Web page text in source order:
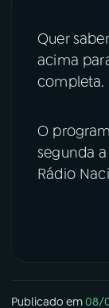
Quer
acima
completa.
O
segunda a
Rádio
Publicado em08/